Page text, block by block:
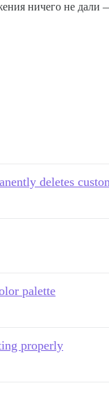
ничего не
deletes
palette
properly